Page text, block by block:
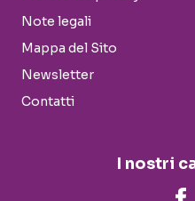
Note legali
Mappa del Sito
Newsletter
Contatti
I nostri